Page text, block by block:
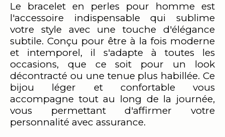
Le bracelet en perles pour homme est
l'accessoire indispensable qui sublime
votre style avec une touche d'élégance
subtile. Conçu pour être à la fois moderne
et intemporel, il s'adapte à toutes les
occasions, que ce soit pour un look
décontracté ou une tenue plus habillée. Ce
bijou léger et confortable vous
accompagne tout au long de la journée,
vous permettant d'affirmer votre
personnalité avec assurance.